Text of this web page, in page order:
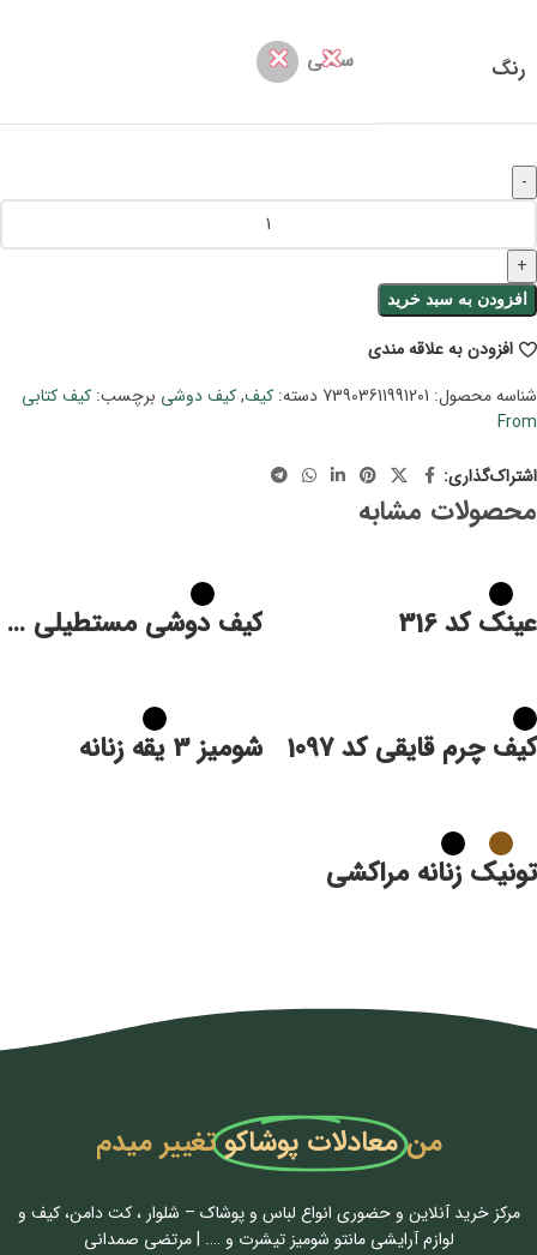
رنگ سنگی
✕
✕
افزودن به سبد خرید
افزودن به علاقه مندی
شناسه محصول: 73903611991201 دسته: کیف,کیف دوشی برچسب: کیف کتابی
From
اشتراک‌گذاری:
محصولات مشابه
عینک کد 316 کیف دوشی مستطیلی v.b زنانه
کیف چرم قایقی کد 1097 شومیز 3 یقه زنانه
تونیک زنانه مراکشی
منمعادلات پوشاکوتغییر میدم
مرکز خرید آنلاین و حضوری انواع لباس‌ و پوشاک – شلوار ، کت دامن، کیف و
لوازم آرایشی مانتو شومیز تیشرت و …. | مرتضی صمدانی